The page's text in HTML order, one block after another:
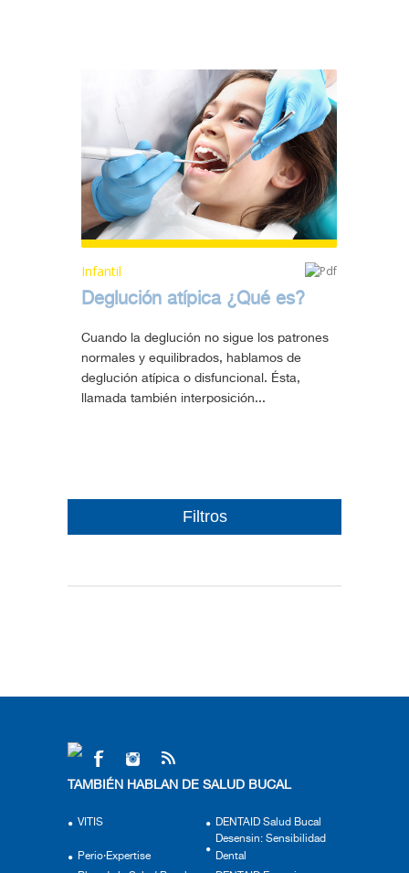
Infantil
Deglución atípica ¿Qué es?
Cuando la deglución no sigue los patrones
normales y equilibrados, hablamos de
deglución atípica o disfuncional. Ésta,
llamada también interposición...
Filtros
TAMBIÉN HABLAN DE SALUD BUCAL
VITIS DENTAID Salud Bucal
Perio·Expertise
Desensin: Sensibilidad
Dental